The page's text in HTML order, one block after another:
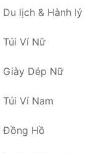
Du lịch & Hành lý
Túi Ví Nữ
Giày Dép Nữ
Túi Ví Nam
Đồng Hồ